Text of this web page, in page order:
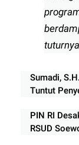
Sumadi,
Tuntut
PIN RI
RSUD